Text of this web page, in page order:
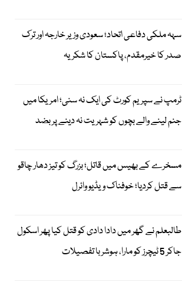
سہہ ملکی دفاعی اتحاد؛ سعودی وزیر خارجہ اور ترک
صدر کا خیرمقدم، پاکستان کا شکریہ
ٹرمپ نے سپریم کورٹ کی ایک نہ سنی؛ امریکا میں
جنم لینے والے بچوں کو شہریت نہ دینے پر بضد
مسخرے کے بھیس میں قاتل؛ بزرگ کو تیز دھار چاقو
سے قتل کردیا؛ خوفناک ویڈیو وائرل
طالبعلم نے گھر میں دادا دادی کو قتل کیا پھر اسکول
جاکر 5 ٹیچرز کو مارا، ہوشربا تفصیلات